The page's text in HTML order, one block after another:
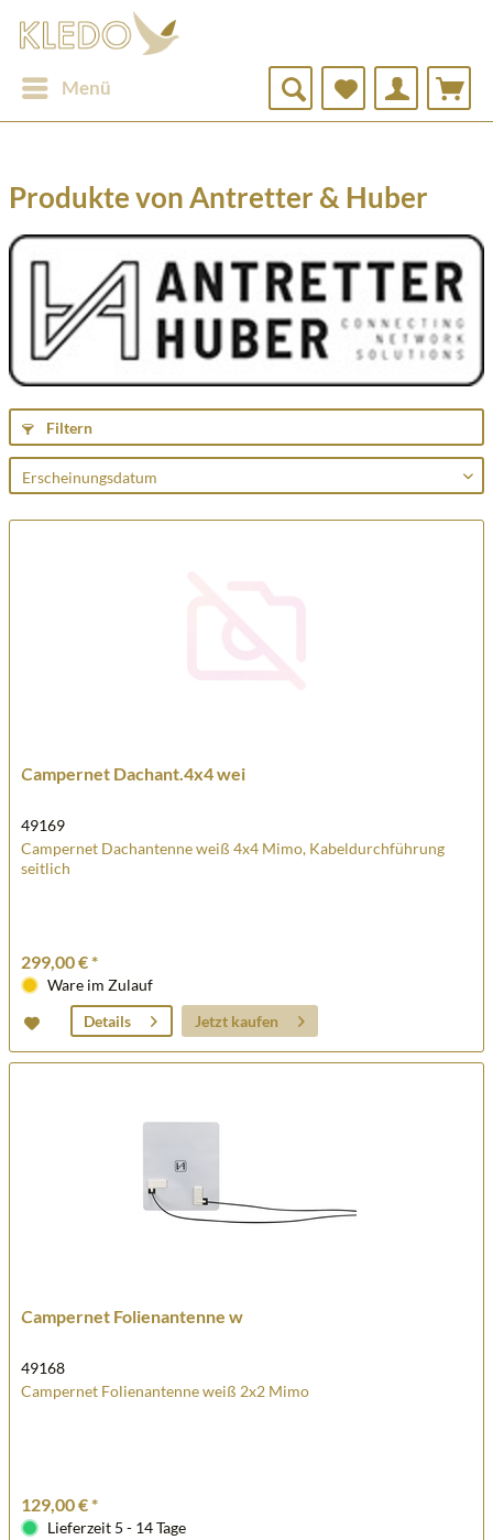
Menü
Produkte von Antretter & Huber
Filtern
Campernet Dachant.4x4 wei
49169
Campernet Dachantenne weiß 4x4 Mimo, Kabeldurchführung
seitlich
299,00 € *
Ware im Zulauf
Details
Jetzt kaufen
Campernet Folienantenne w
49168
Campernet Folienantenne weiß 2x2 Mimo
129,00 € *
Lieferzeit 5 - 14 Tage